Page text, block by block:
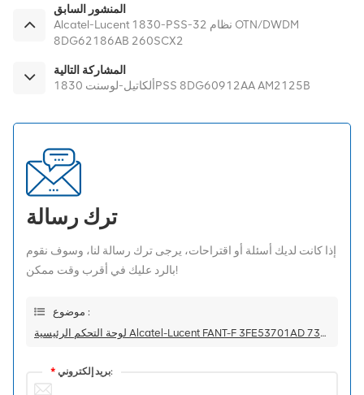
المنشور السابق
Alcatel-Lucent 1830-PSS-32 نظام OTN/DWDM
8DG62186AB 260SCX2
المشاركة التالية
ألكاتيل-لوسنت 1830PSS 8DG60912AA AM2125B
ترك رسالة
إذا كانت لديك أسئلة أو اقتراحات، يرجى ترك رسالة لنا، وسوف نقوم
بالرد عليك في أقرب وقت ممكن!
موضوع :
لوحة التحكم الرئيسية Alcatel-Lucent FANT-F 3FE53701AD لسلسلة 7360 ISAM FX OLT
* بريد إلكتروني: